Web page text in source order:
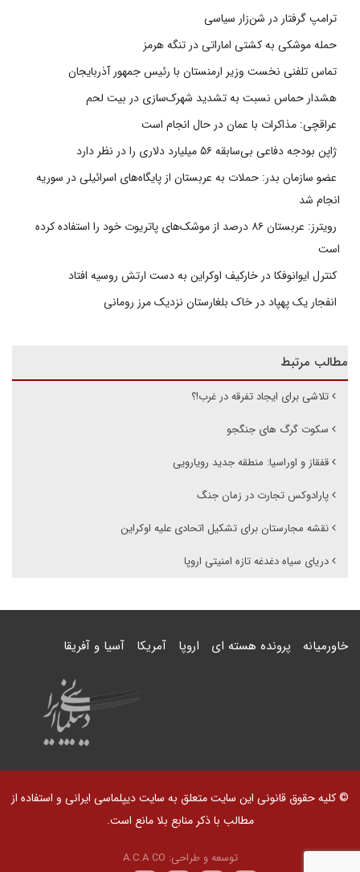
ترامپ گرفتار در شن‌زار سیاسی
حمله موشکی به کشتی اماراتی در تنگه هرمز
تماس تلفنی نخست وزیر ارمنستان با رئیس جمهور آذربایجان
هشدار حماس نسبت به تشدید شهرک‌سازی در بیت‌ لحم
عراقچی: مذاکرات با عمان در حال انجام است
ژاپن بودجه دفاعی بی‌سابقه ۵۶ میلیارد دلاری را در نظر دارد
عضو سازمان بدر: حملات به عربستان از پایگاه‌های اسرائیلی در سوریه
انجام شد
رویترز: عربستان ۸۶ درصد از موشک‌های پاتریوت خود را استفاده کرده
است
کنترل ایوانوفکا در خارکیف اوکراین به دست ارتش روسیه افتاد
انفجار یک پهپاد در خاک بلغارستان نزدیک مرز رومانی
مطالب مرتبط
تلاشی برای ایجاد تفرقه در غرب!؟
سکوت گرگ های جنگجو
قفقاز و اوراسیا: منطقه جدید رویارویی
پارادوکس تجارت در زمان جنگ
نقشه مجارستان برای تشکیل اتحادی علیه اوکراین
دریای سیاه دغدغه تازه امنیتی اروپا
خاورمیانه پرونده هسته ای اروپا آمریکا آسیا و آفریقا
© کلیه حقوق قانونی این سایت متعلق به سایت دیپلماسی ایرانی و استفاده از
مطالب با ذکر منابع بلا مانع است.
توسعه و طراحی: A.C.A CO